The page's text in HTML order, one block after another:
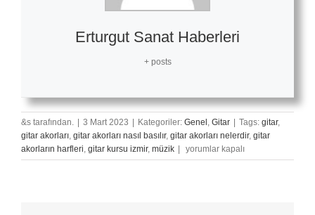
Erturgut Sanat Haberleri
+ posts
&s tarafından. | 3 Mart 2023 | Kategoriler: Genel Gitar | Tags: gitar,
gitar akorları gitar akorları nasıl basılır, gitar akorları nelerdir, gitar
akorların harfleri gitar kursu izmir, müzik |
Gitar
Çalışma
yorumlar kapalı